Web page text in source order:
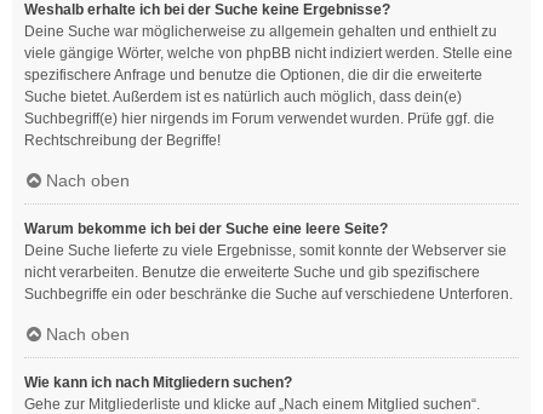
Weshalb erhalte ich bei der Suche keine Ergebnisse?
Deine Suche war möglicherweise zu allgemein gehalten und enthielt zu
viele gängige Wörter, welche von phpBB nicht indiziert werden. Stelle eine
spezifischere Anfrage und benutze die Optionen, die dir die erweiterte
Suche bietet. Außerdem ist es natürlich auch möglich, dass dein(e)
Suchbegriff(e) hier nirgends im Forum verwendet wurden. Prüfe ggf. die
Rechtschreibung der Begriffe!
Nach oben
Warum bekomme ich bei der Suche eine leere Seite?
Deine Suche lieferte zu viele Ergebnisse, somit konnte der Webserver sie
nicht verarbeiten. Benutze die erweiterte Suche und gib spezifischere
Suchbegriffe ein oder beschränke die Suche auf verschiedene Unterforen.
Nach oben
Wie kann ich nach Mitgliedern suchen?
Gehe zur Mitgliederliste und klicke auf „Nach einem Mitglied suchen“.